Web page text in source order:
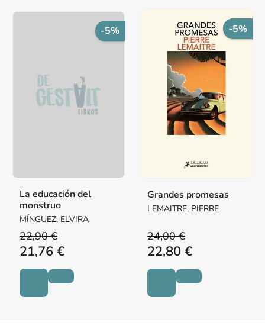
-5%
La educación del
monstruo
MÍNGUEZ, ELVIRA
22,90 €
21,76 €
-5%
Grandes promesas
LEMAITRE, PIERRE
24,00 €
22,80 €